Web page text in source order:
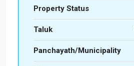
Property Status
Taluk
Panchayath/Municipality